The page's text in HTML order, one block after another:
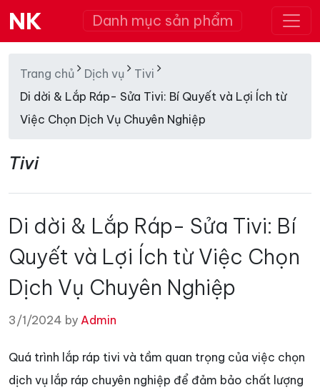
NK Danh mục sản phẩm
Trang chủ Dịch vụ
Tivi
Di dời & Lắp Ráp- Sửa Tivi: Bí Quyết và Lợi Ích từ
Việc Chọn Dịch Vụ Chuyên Nghiệp
Tivi
Di dời & Lắp Ráp- Sửa Tivi: Bí
Quyết và Lợi Ích từ Việc Chọn
Dịch Vụ Chuyên Nghiệp
3/1/2024 by Admin
Quá trình lắp ráp tivi và tầm quan trọng của việc chọn
dịch vụ lắp ráp chuyên nghiệp để đảm bảo chất lượng